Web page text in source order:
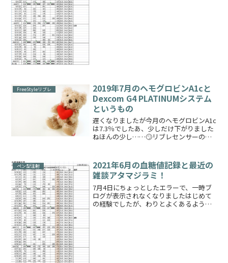
FreeStyleリブレ
2019年7月のヘモグロビンA1cと
Dexcom G4 PLATINUMシステム
というもの
遅くなりましたが今月のヘモグロビンA1c
は7.3％でしたあ、少しだけ下がりました
ねほんの少し……🙄リブレセンサーの値
い傾向、との情報ですそうだとすれば手
段は一つですね次...
ペン型注射
2021年6月の血糖値記録と最近の
雑談アタマジラミ！
7月4日にちょっとしたエラーで、一時ブ
ログが表示されなくなりましたはじめて
の経験でしたが、わりとよくあるような